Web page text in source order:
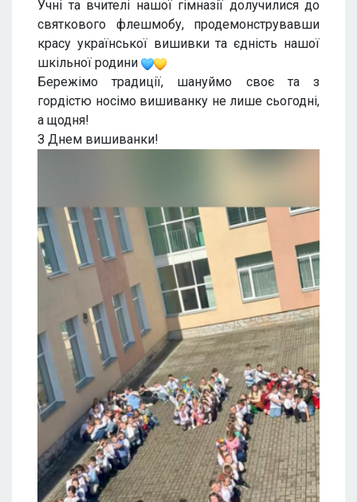
Учні та вчителі нашої гімназії долучилися до
святкового флешмобу, продемонструвавши
красу української вишивки та єдність нашої
шкільної родини
Бережімо традиції, шануймо своє та з
гордістю носімо вишиванку не лише сьогодні,
а щодня!
З Днем вишиванки!